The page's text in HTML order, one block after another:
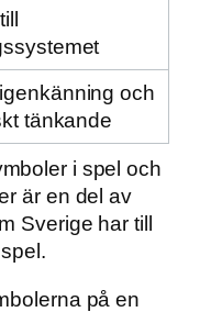
och
tänkande
i spel och
är en del av
Sverige har till
på en